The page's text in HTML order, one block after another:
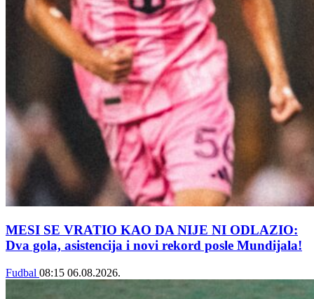
MESI SE VRATIO KAO DA NIJE NI ODLAZIO:
Dva gola, asistencija i novi rekord posle Mundijala!
Fudbal 08:15 06.08.2026.